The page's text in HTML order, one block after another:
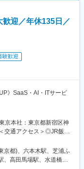
県)、大阪駅、新大阪駅、
、名鉄名古屋駅、博多
西新駅、天神南駅、大橋
駅、尼崎駅(東海道本
明石駅、西宮北口駅、
科駅、烏丸駅、草津駅(滋
賀県)、竹田駅(京都府)、
浜松町駅、西日暮里駅(舎
江古田駅、二子新地駅、
駅、新今宮駅前駅、千鳥
鳥八幡駅、大阪天満宮
ば駅(地下鉄)、なかもず
園駅(福岡県)、西鉄福岡
神戸新交通)、ハーバーラ
駅、新王寺駅、鳥居前
迎／年休135日／
験歓迎
》SaaS・AI・ITサービ
京本社：東京都新宿区神
通アクセス＞◎JR飯田
駅 B3出口より徒歩4分※
ートワーク（在宅勤務）
京都)、六本木駅、芝浦ふ
、高田馬場駅、水道橋